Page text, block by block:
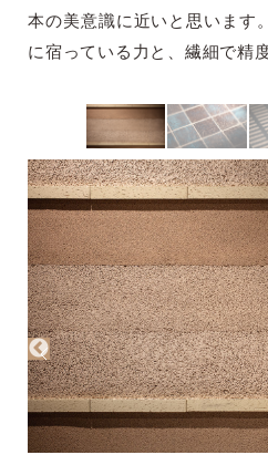
本の美意識に近いと思います
に宿っている力と、繊細で精